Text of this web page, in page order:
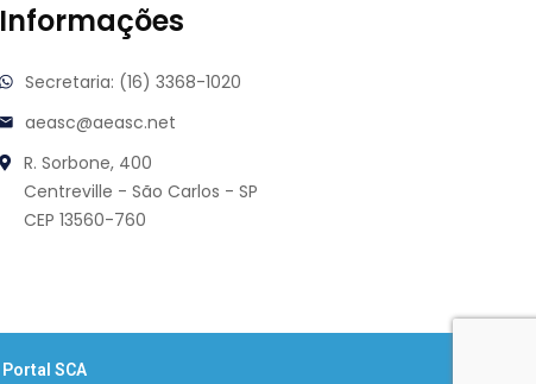
Informações
Secretaria: (16) 3368-1020
aeasc@aeasc.net
R. Sorbone, 400
Centreville - São Carlos - SP
CEP 13560-760
Portal SCA